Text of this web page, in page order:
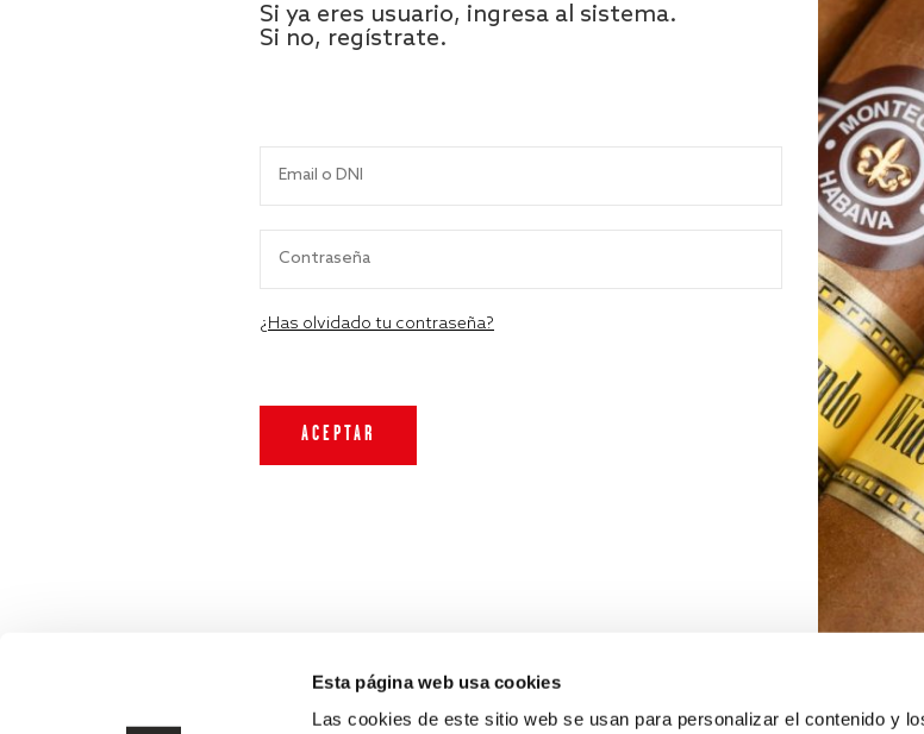
Esta página web usa cookies
Las cookies de este sitio web se usan para personalizar el contenido y
Si ya eres usuario, ingresa al sistema.
Si no, regístrate.
¿Has olvidado tu contraseña?